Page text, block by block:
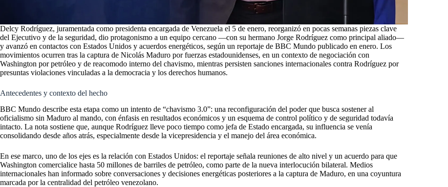
Delcy Rodríguez, juramentada como presidenta encargada de Venezuela el 5 de enero, reorganizó en pocas semanas piezas clave
del Ejecutivo y de la seguridad, dio protagonismo a un equipo cercano —con su hermano Jorge Rodríguez como principal aliado—
y avanzó en contactos con Estados Unidos y acuerdos energéticos, según un reportaje de BBC Mundo publicado en enero. Los
movimientos ocurren tras la captura de Nicolás Maduro por fuerzas estadounidenses, en un contexto de negociación con
Washington por petróleo y de reacomodo interno del chavismo, mientras persisten sanciones internacionales contra Rodríguez por
presuntas violaciones vinculadas a la democracia y los derechos humanos.
Antecedentes y contexto del hecho
BBC Mundo describe esta etapa como un intento de “chavismo 3.0”: una reconfiguración del poder que busca sostener al
oficialismo sin Maduro al mando, con énfasis en resultados económicos y un esquema de control político y de seguridad todavía
intacto. La nota sostiene que, aunque Rodríguez lleve poco tiempo como jefa de Estado encargada, su influencia se venía
consolidando desde años atrás, especialmente desde la vicepresidencia y el manejo del área económica.
En ese marco, uno de los ejes es la relación con Estados Unidos: el reportaje señala reuniones de alto nivel y un acuerdo para que
Washington comercialice hasta 50 millones de barriles de petróleo, como parte de la nueva interlocución bilateral. Medios
internacionales han informado sobre conversaciones y decisiones energéticas posteriores a la captura de Maduro, en una coyuntura
marcada por la centralidad del petróleo venezolano.